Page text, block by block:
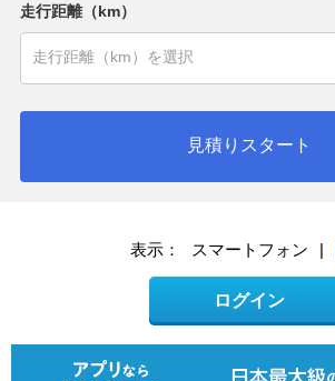
走行距離（km）
見積りスタート
表示： スマートフォン |
ログイン